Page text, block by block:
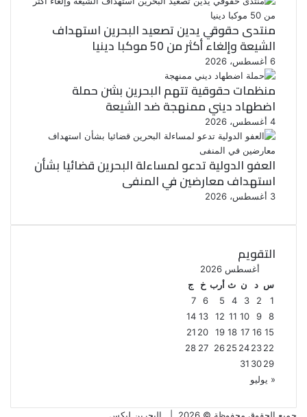
منتدى حقوقي يدين تصعيد البحرين استهداف
الشيعة وإلغاء أكثر من 50 موكبا دينيا
6 أغسطس، 2026
منظمات حقوقية تتهم البحرين بشن حملة
اضطهاد ديني ممنهجة ضد الشيعة
4 أغسطس، 2026
العفو الدولية تدعو لمساءلة البحرين قضائيا بشأن
استهداف معارضين في المنفى
3 أغسطس، 2026
التقويم
أغسطس 2026
س د ن ث أرب خ
ج
1
2
3
4
5
6
7
8
9
10
11
12
13
14
15
16
17
18
19
20
21
22
23
24
25
26
27
28
29
30
31
« يوليو